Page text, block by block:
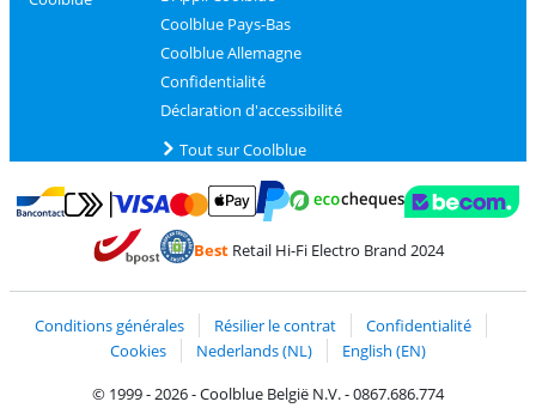
Coolblue Pays-Bas
Coolblue Allemagne
Confidentialité
Déclaration d'accessibilité
Tout sur Coolblue
Payer avec Bancontact
Payer avec MasterCard et Visa via ClickToPay
BestRetail Hi-Fi Electro Brand 2024
Conditions générales Résilier le contrat
Confidentialité
Cookies
Nederlands (NL)
English (EN)
© 1999 - 2026 - Coolblue België N.V. - 0867.686.774